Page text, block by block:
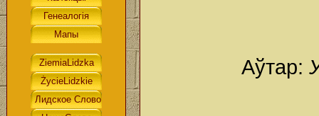
Аўтар: